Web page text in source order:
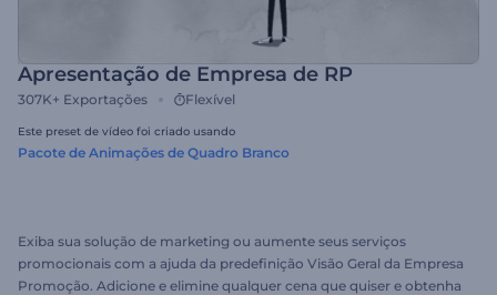
Apresentação de Empresa de RP
307K+ Exportações Flexível
Este preset de vídeo foi criado usando
Pacote de Animações de Quadro Branco
Exiba sua solução de marketing ou aumente seus serviços
promocionais com a ajuda da predefinição Visão Geral da Empresa
Promoção. Adicione e elimine qualquer cena que quiser e obtenha